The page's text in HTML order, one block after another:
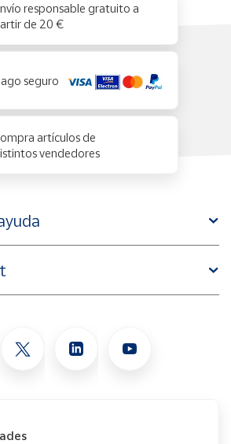
responsable gratuito a
de 20 €
seguro
artículos de
vendedores